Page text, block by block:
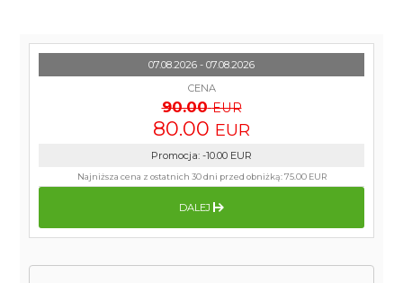
07.08.2026 - 07.08.2026
CENA
90.00 EUR
80.00 EUR
Promocja: -10.00 EUR
Najniższa cena z ostatnich 30 dni przed obniżką:75.00 EUR
DALEJ